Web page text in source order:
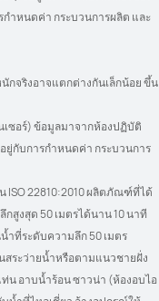
าหนดค่า กระบวนการผลิต และ
กจริงอาจแตกต่างกันเล็กน้อย ขึ้น
ยู่กับการกำหนดค่า กระบวนการ
งสุด 50 เมตรได้นาน 10 นาที
ที่ระดับความลึก 50 เมตร
ระว่ายน้ำหรือตามแนวชายฝั่ง
อาบน้ำร้อน ซาวน่า (ห้องอบไอ